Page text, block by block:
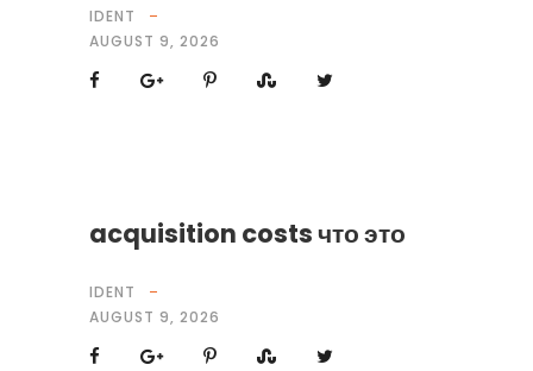
IDENT
AUGUST 9, 2026
acquisition costs что это
IDENT
AUGUST 9, 2026